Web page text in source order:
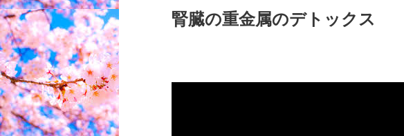
腎臓の重金属のデトックス